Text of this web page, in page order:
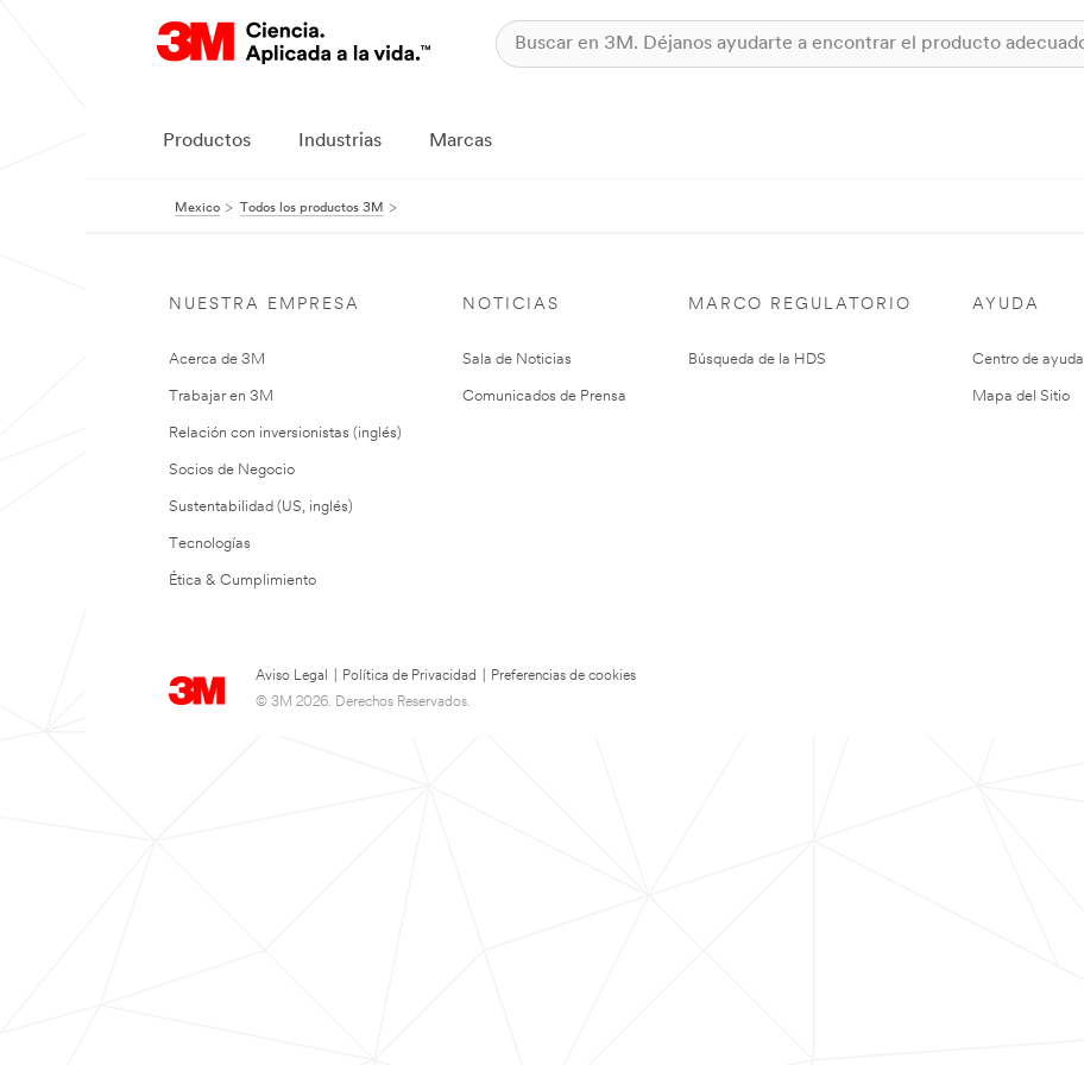
Productos Industrias Marcas
Mexico Todos los productos 3M
NUESTRA EMPRESA
Acerca de 3M
Trabajar en 3M
Relación con inversionistas (inglés)
Socios de Negocio
Sustentabilidad (US, inglés)
Tecnologías
Ética & Cumplimiento
NOTICIAS
Sala de Noticias
Comunicados de Prensa
MARCO REGULATORIO
Búsqueda de la HDS
AYUDA
Centro de ayuda
Mapa del Sitio
Aviso Legal Política de Privacidad
Preferencias de cookies
© 3M 2026. Derechos Reservados.